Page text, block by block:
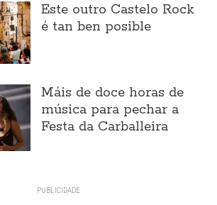
Este outro Castelo Rock
é tan ben posible
Máis de doce horas de
música para pechar a
Festa da Carballeira